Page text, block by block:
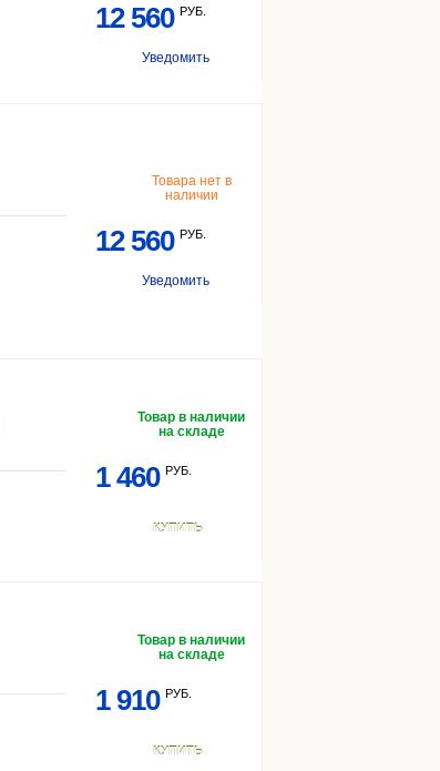
12 560 РУБ.
Уведомить
Товара нет в
наличии
12 560 РУБ.
Уведомить
Товар в наличии
на складе
1 460 РУБ.
КУПИТЬ
Товар в наличии
на складе
1 910 РУБ.
КУПИТЬ